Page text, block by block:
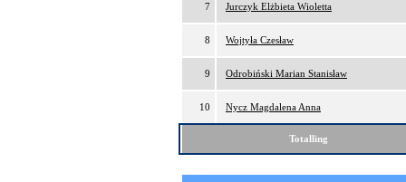
7 Jurczyk Elżbieta Wioletta
8 Wojtyła Czesław
9 Odrobiński Marian Stanisław
10 Nycz Magdalena Anna
Totalling